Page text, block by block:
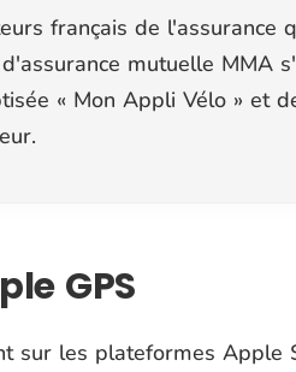
français de l'assurance
mutuelle MMA
« Mon Appli Vélo » et
GPS
sur les plateformes Apple